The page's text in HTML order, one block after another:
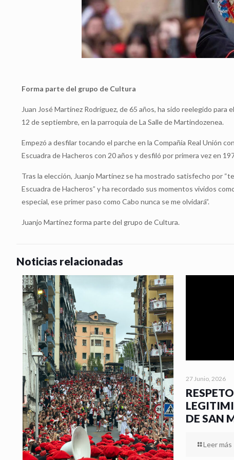
Forma parte del grupo de Cultura
Juan José Martínez Rodríguez, de 65 años, ha sido reelegido
12 de septiembre, en la parroquia de La Salle de Martindozenea.
Empezó a desfilar tocando el parche en la Compañía Real Unión
Escuadra de Hacheros con 20 años y desfiló por primera vez en
Tras la elección, Juanjo Martínez se ha mostrado satisfecho por
Escuadra de Hacheros” y ha recordado sus momentos vividos
especial, ese primer paso como Cabo nunca se me olvidará”.
Juanjo Martínez forma parte del grupo de Cultura.
Noticias relacionadas
27 Junio, 2026
DE SAN
Leer más